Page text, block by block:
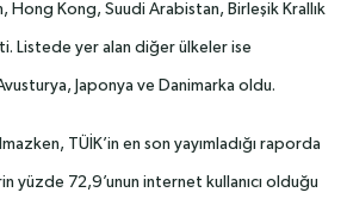
Hong Kong, Suudi Arabistan, Birleşik Krallık
Listede yer alan diğer ülkeler ise
Japonya ve Danimarka oldu.
TÜİK’in en son yayımladığı raporda
yüzde 72,9’unun internet kullanıcı olduğu